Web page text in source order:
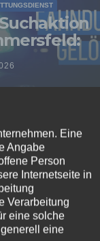
Person
Eine
Angabe
Person
Internetseite in
Verarbeitung
eine solche
eine